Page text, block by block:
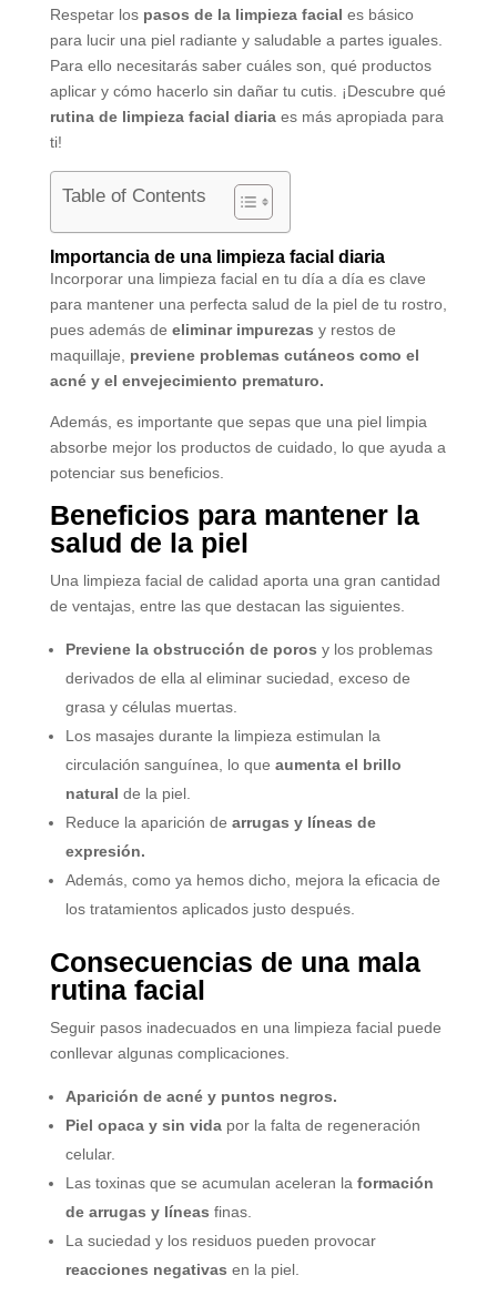
Respetar los pasos de la limpieza facial es básico
para lucir una piel radiante y saludable a partes iguales.
Para ello necesitarás saber cuáles son, qué productos
aplicar y cómo hacerlo sin dañar tu cutis. ¡Descubre qué
rutina de limpieza facial diariaes más apropiada para
ti!
Table of Contents
Importancia de una limpieza facial diaria
Incorporar una limpieza facial en tu día a día es clave
para mantener una perfecta salud de la piel de tu rostro,
pues además de eliminar impurezas y restos de
maquillaje, previene problemas cutáneos como el
acné y el envejecimiento prematuro.
Además, es importante que sepas que una piel limpia
absorbe mejor los productos de cuidado, lo que ayuda a
potenciar sus beneficios.
Beneficios para mantener la
salud de la piel
Una limpieza facial de calidad aporta una gran cantidad
de ventajas, entre las que destacan las siguientes.
Previene la obstrucción de poros y los problemas
derivados de ella al eliminar suciedad, exceso de
grasa y células muertas.
Los masajes durante la limpieza estimulan la
circulación sanguínea, lo que aumenta el brillo
natural de la piel.
Reduce la aparición de arrugas y líneas de
expresión.
Además, como ya hemos dicho, mejora la eficacia de
los tratamientos aplicados justo después.
Consecuencias de una mala
rutina facial
Seguir pasos inadecuados en una limpieza facial puede
conllevar algunas complicaciones.
Aparición de acné y puntos negros.
Piel opaca y sin vidapor la falta de regeneración
celular.
Las toxinas que se acumulan aceleran la formación
de arrugas y líneas finas.
La suciedad y los residuos pueden provocar
reacciones negativas en la piel.